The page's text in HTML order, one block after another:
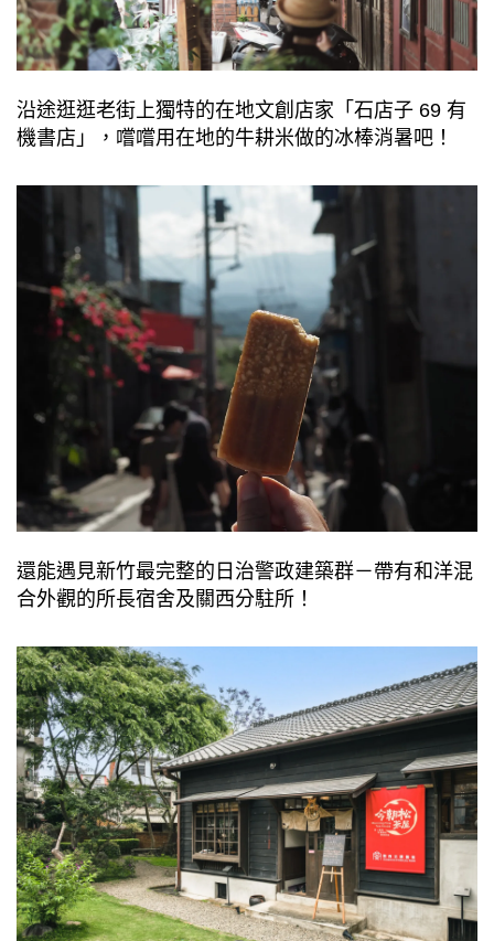
沿途逛逛老街上獨特的在地文創店家「⽯店⼦ 69 有
機書店」，嚐嚐⽤在地的⽜耕米做的冰棒消暑吧！
還能遇⾒新⽵最完整的⽇治警政建築群－帶有和洋混
合外觀的所⻑宿舍及關⻄分駐所！